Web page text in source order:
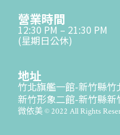
營業時間
12:30 PM – 21:30 PM
(星期日公休)
地址
竹北旗艦一館-新竹縣
新竹形象二館-新竹縣
微依美 © 2022 All Rights